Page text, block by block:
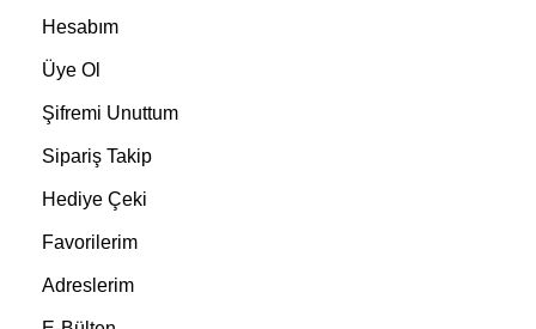
Hesabım
Üye Ol
Şifremi Unuttum
Sipariş Takip
Hediye Çeki
Favorilerim
Adreslerim